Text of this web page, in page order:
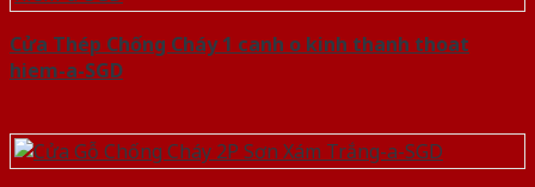
Cửa Thép Chống Cháy 1 canh o kinh thanh thoat
hiem-a-SGD